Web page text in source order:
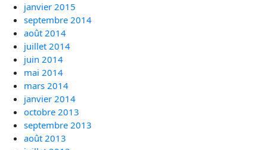
janvier 2015
septembre 2014
août 2014
juillet 2014
juin 2014
mai 2014
mars 2014
janvier 2014
octobre 2013
septembre 2013
août 2013